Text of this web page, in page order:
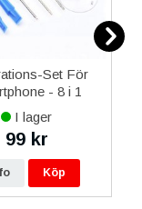
Set För
- 8 i 1
I lager
99 kr
Köp